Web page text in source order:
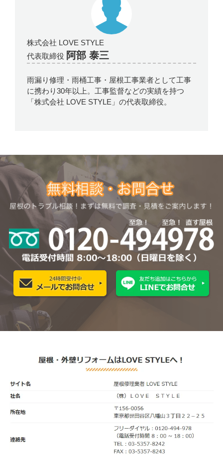
株式会社 LOVE STYLE
代表取締役 阿部 泰三
雨漏り修理・雨桶工事・屋根工事業者として工事
に携わり30年以上。工事監督などの実績を持つ
「株式会社 LOVE STYLE」の代表取締役。